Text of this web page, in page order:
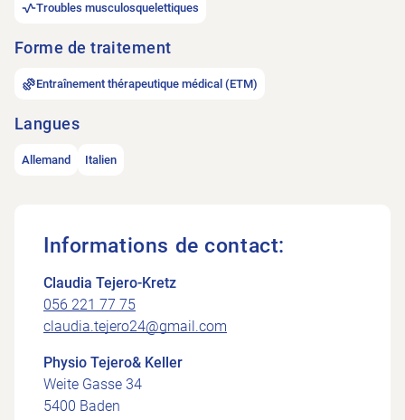
Troubles musculosquelettiques
Forme de traitement
Entraînement thérapeutique médical (ETM)
Langues
Allemand Italien
Informations de contact:
Claudia Tejero-Kretz
056 221 77 75
claudia.tejero24@gmail.com
Physio Tejero& Keller
Weite Gasse 34
5400 Baden